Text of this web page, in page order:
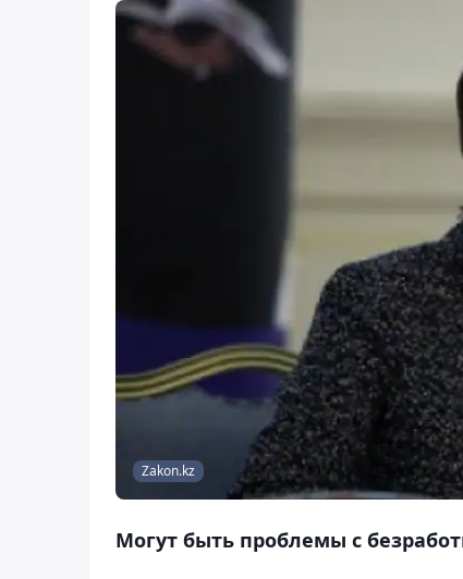
Zakon.kz
Могут быть проблемы с